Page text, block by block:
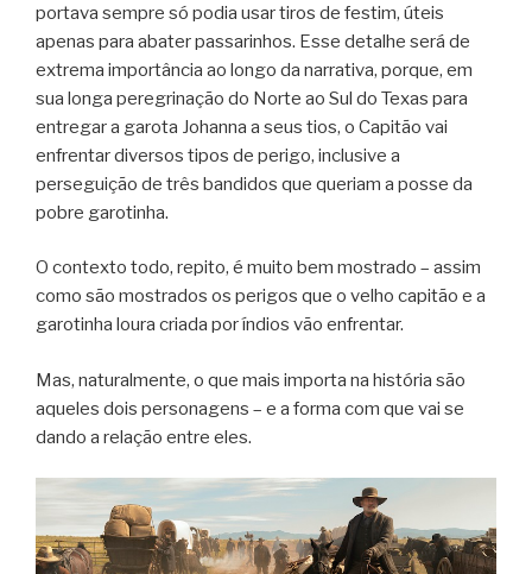
portava sempre só podia usar tiros de festim, úteis
apenas para abater passarinhos. Esse detalhe será de
extrema importância ao longo da narrativa, porque, em
sua longa peregrinação do Norte ao Sul do Texas para
entregar a garota Johanna a seus tios, o Capitão vai
enfrentar diversos tipos de perigo, inclusive a
perseguição de três bandidos que queriam a posse da
pobre garotinha.
O contexto todo, repito, é muito bem mostrado – assim
como são mostrados os perigos que o velho capitão e a
garotinha loura criada por índios vão enfrentar.
Mas, naturalmente, o que mais importa na história são
aqueles dois personagens – e a forma com que vai se
dando a relação entre eles.